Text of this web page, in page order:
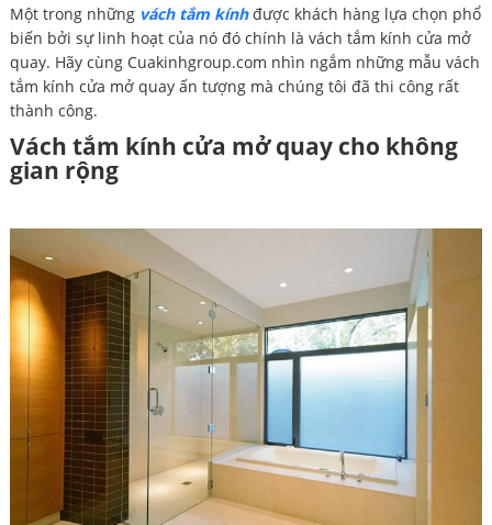
Một trong những vách tắm kínhđược khách hàng lựa chọn phổ
biến bởi sự linh hoạt của nó đó chính là vách tắm kính cửa mở
quay. Hãy cùng Cuakinhgroup.com nhìn ngắm những mẫu vách
tắm kính cửa mở quay ấn tượng mà chúng tôi đã thi công rất
thành công.
Vách tắm kính cửa mở quay cho không
gian rộng